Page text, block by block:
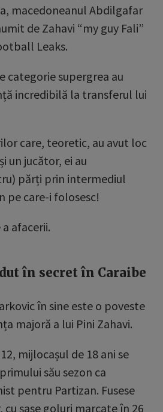
macedoneanul Abdilgafar
de Zahavi “my guy Fali”
Leaks.
categorie supergrea au
incredibilă la transferul lui
care, teoretic, au avut loc
un jucător, ei au
părți prin intermediul
pe care-i folosesc!
afacerii.
în secret în Caraibe
în sine este o poveste
majoră a lui Pini Zahavi.
mijlocașul de 18 ani se
său sezon ca
pentru Partizan. Fusese
șase goluri marcate în 26